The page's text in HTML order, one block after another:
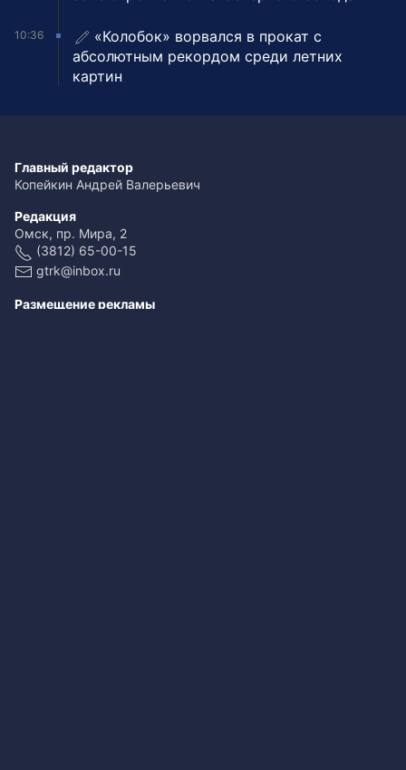
10:36
«Колобок» ворвался в прокат с
абсолютным рекордом среди летних
картин
Главный редактор
Копейкин Андрей Валерьевич
Редакция
Омск, пр. Мира, 2
(3812) 65-00-15
gtrk@inbox.ru
Размещение рекламы